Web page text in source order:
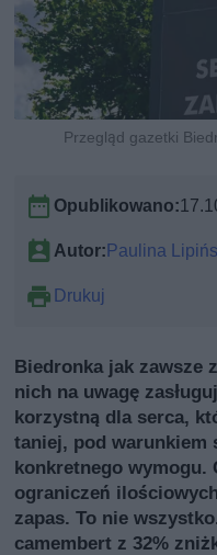
Przegląd gazetki
Opublikowano:
Autor:Paulina
Drukuj
Biedronka jak zawsze
nich na uwagę
korzystną dla serca,
taniej, pod warunkiem
konkretnego wymogu.
ograniczeń
zapas. To nie
camembert z 32%